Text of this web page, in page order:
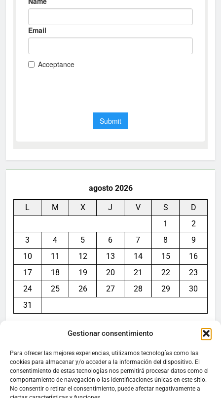
Gestionar consentimiento
Para ofrecer las mejores experiencias, utilizamos tecnologías como las
cookies para almacenar y/o acceder a la información del dispositivo. El
consentimiento de estas tecnologías nos permitirá procesar datos como el
comportamiento de navegación o las identificaciones únicas en este sitio.
No consentir o retirar el consentimiento, puede afectar negativamente a
agosto 2026
L M X J V S
D
1
2
3
4 5 6 7 8
9
10
11 12 13 14 15
16
17
18 19 20 21 22
23
24
25 26 27 28 29
30
31
« Jul
Aviso legal